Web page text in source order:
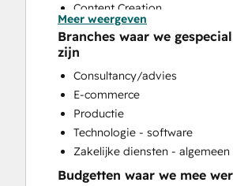
Content Creation
Conversational Marketing
CRM Implementation
Custom API Integrations
Customer Marketing
Customer Success Training
Customer Support Training
Customer Survey and Analysis
Email Marketing
Meer weergeven
Branches waar we
zijn
Consultancy/advies
E-commerce
Productie
Technologie - software
Zakelijke diensten - algemeen
Budgetten waar we mee